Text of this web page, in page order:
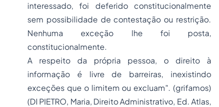
interessado, foi deferido constitucionalmente
sem possibilidade de contestação ou restrição.
Nenhuma exceção lhe foi posta,
constitucionalmente.
A respeito da própria pessoa, o direito à
informação é livre de barreiras, inexistindo
exceções que o limitem ou excluam". (grifamos)
(DI PIETRO, Maria, Direito Administrativo, Ed. Atlas,